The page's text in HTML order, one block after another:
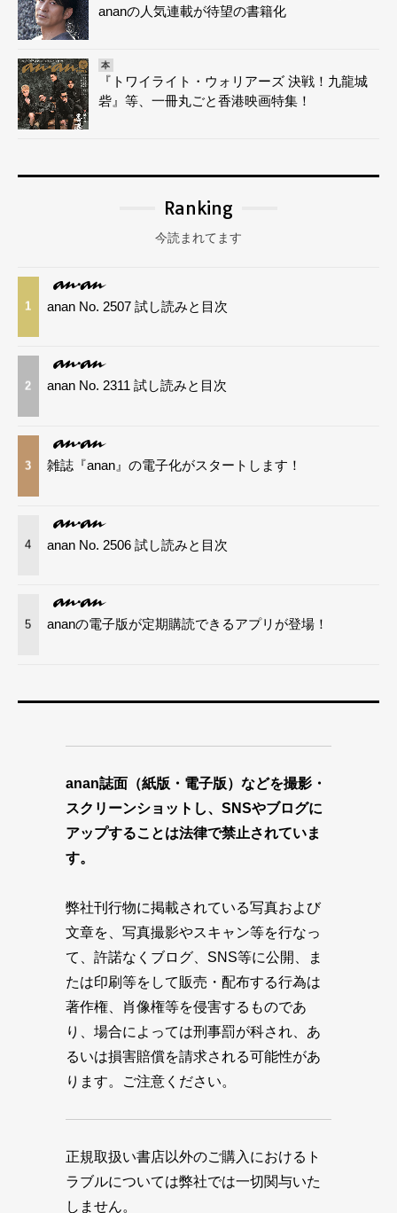
ananの人気連載が待望の書籍化
本
『トワイライト・ウォリアーズ 決戦！九龍城
砦』等、一冊丸ごと香港映画特集！
Ranking
今読まれてます
1 anan No. 2507 試し読みと目次
2 anan No. 2311 試し読みと目次
3 雑誌『anan』の電子化がスタートします！
4 anan No. 2506 試し読みと目次
5 ananの電子版が定期購読できるアプリが登場！
anan誌面（紙版・電子版）などを撮影・
スクリーンショットし、SNSやブログに
アップすることは法律で禁止されていま
す。
弊社刊行物に掲載されている写真および
文章を、写真撮影やスキャン等を行なっ
て、許諾なくブログ、SNS等に公開、ま
たは印刷等をして販売・配布する行為は
著作権、肖像権等を侵害するものであ
り、場合によっては刑事罰が科され、あ
るいは損害賠償を請求される可能性があ
ります。ご注意ください。
正規取扱い書店以外のご購入におけるト
ラブルについては弊社では一切関与いた
しません。